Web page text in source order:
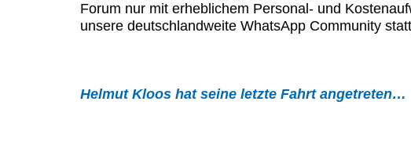
Forum nur mit erheblichem Personal- und
unsere deutschlandweite WhatsApp Community
Helmut Kloos hat seine letzte Fahrt angetreten…